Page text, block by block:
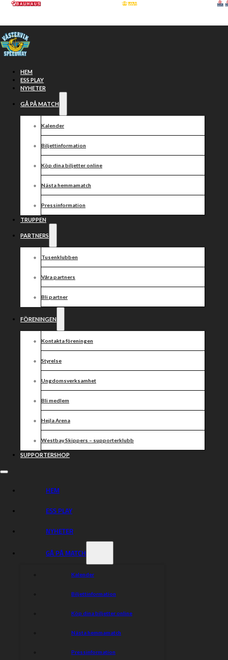
Hoppa till huvudinnehåll
HEM
ESS PLAY
NYHETER
GÅ PÅ MATCH
Kalender
Biljettinformation
Köp dina biljetter online
Nästa hemmamatch
Pressinformation
TRUPPEN
PARTNERS
Tusenklubben
Våra partners
Bli partner
FÖRENINGEN
Kontakta föreningen
Styrelse
Ungdomsverksamhet
Bli medlem
Hejla Arena
Westbay Skippers – supporterklubb
SUPPORTERSHOP
HEM
ESS PLAY
NYHETER
GÅ PÅ MATCH
Kalender
Biljettinformation
Köp dina biljetter online
Nästa hemmamatch
Pressinformation
Omstart för
projekt
Integration –
Rivstart!
Lördag 25 september kl. 11:00 ses vi på Hejla Arena för
omstart av projekt Integration – Rivstart. Projektet sker i
samarbete med Allmäna Arvsfonden.
Vi välkomnar barn och ungdomar med både utländsk
gemensamma aktiviteter inom motorsport.
Vi informerar om projektet och bjuder på lättare
{!A}
Mer information om projektet kan du läsa här:
Fler bilder från projektet hittar du här: